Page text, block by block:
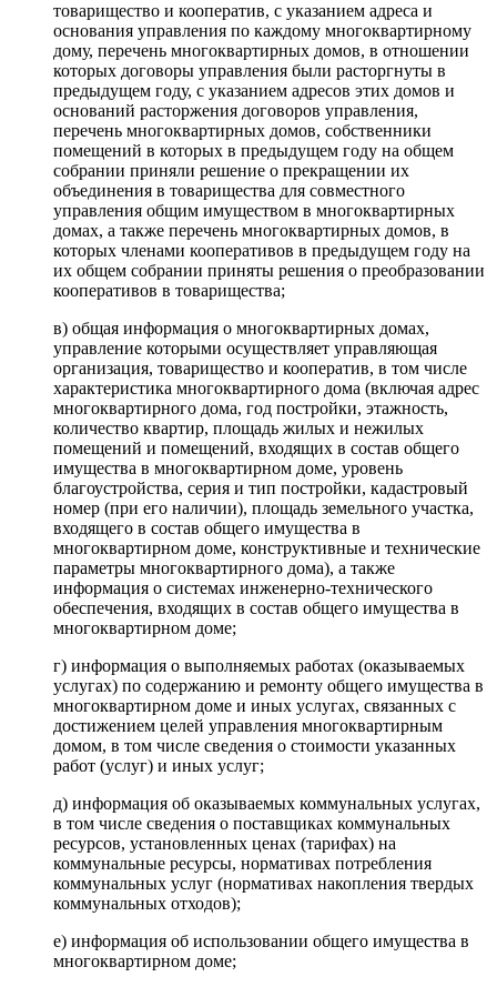
товарищество и кооператив, с указанием адреса и
основания управления по каждому многоквартирному
дому, перечень многоквартирных домов, в отношении
которых договоры управления были расторгнуты в
предыдущем году, с указанием адресов этих домов и
оснований расторжения договоров управления,
перечень многоквартирных домов, собственники
помещений в которых в предыдущем году на общем
собрании приняли решение о прекращении их
объединения в товарищества для совместного
управления общим имуществом в многоквартирных
домах, а также перечень многоквартирных домов, в
которых членами кооперативов в предыдущем году на
их общем собрании приняты решения о преобразовании
кооперативов в товарищества;
в) общая информация о многоквартирных домах,
управление которыми осуществляет управляющая
организация, товарищество и кооператив, в том числе
характеристика многоквартирного дома (включая адрес
многоквартирного дома, год постройки, этажность,
количество квартир, площадь жилых и нежилых
помещений и помещений, входящих в состав общего
имущества в многоквартирном доме, уровень
благоустройства, серия и тип постройки, кадастровый
номер (при его наличии), площадь земельного участка,
входящего в состав общего имущества в
многоквартирном доме, конструктивные и технические
параметры многоквартирного дома), а также
информация о системах инженерно-технического
обеспечения, входящих в состав общего имущества в
многоквартирном доме;
г) информация о выполняемых работах (оказываемых
услугах) по содержанию и ремонту общего имущества в
многоквартирном доме и иных услугах, связанных с
достижением целей управления многоквартирным
домом, в том числе сведения о стоимости указанных
работ (услуг) и иных услуг;
д) информация об оказываемых коммунальных услугах,
в том числе сведения о поставщиках коммунальных
ресурсов, установленных ценах (тарифах) на
коммунальные ресурсы, нормативах потребления
коммунальных услуг (нормативах накопления твердых
коммунальных отходов);
е) информация об использовании общего имущества в
многоквартирном доме;